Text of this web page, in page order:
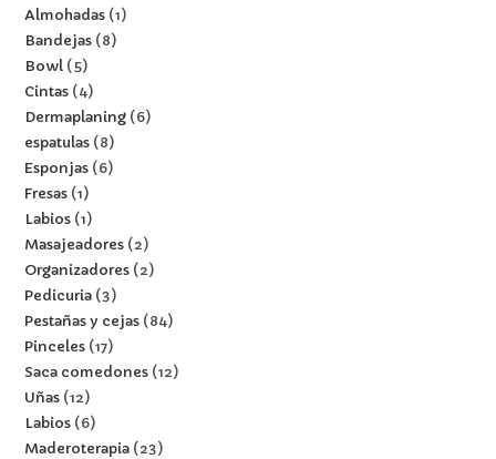
Almohadas 1
Bandejas 8
Bowl 5
Cintas 4
Dermaplaning 6
espatulas 8
Esponjas 6
Fresas 1
Labios 1
Masajeadores 2
Organizadores 2
Pedicuria 3
Pestañas y cejas 84
Pinceles 17
Saca comedones 12
Uñas 12
Labios 6
Maderoterapia 23